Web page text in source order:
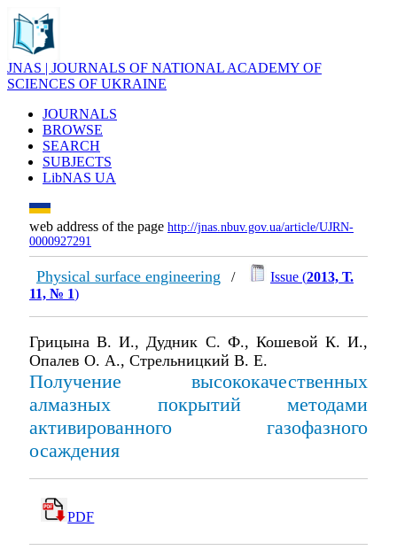
JNAS | JOURNALS OF NATIONAL ACADEMY OF
SCIENCES OF UKRAINE
JOURNALS
BROWSE
SEARCH
SUBJECTS
LibNAS UA
web address of the page http://jnas.nbuv.gov.ua/article/UJRN-
0000927291
Physical surface engineering / Issue (2013, Т.
11, № 1)
Грицына В. И., Дудник С. Ф., Кошевой К. И.,
Опалев О. А., Стрельницкий В. Е.
Получение высококачественных
алмазных покрытий методами
активированного газофазного
осаждения
PDF